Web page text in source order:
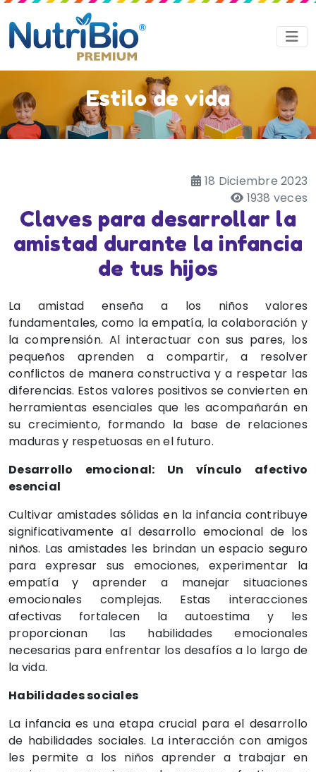
Estilo de vida
18 Diciembre 2023
1938 veces
Claves para desarrollar la
amistad durante la infancia
de tus hijos
La amistad enseña a los niños valores
fundamentales, como la empatía, la colaboración y
la comprensión. Al interactuar con sus pares, los
pequeños aprenden a compartir, a resolver
conflictos de manera constructiva y a respetar las
diferencias. Estos valores positivos se convierten en
herramientas esenciales que les acompañarán en
su crecimiento, formando la base de relaciones
maduras y respetuosas en el futuro.
Desarrollo emocional: Un vínculo afectivo
esencial
Cultivar amistades sólidas en la infancia contribuye
significativamente al desarrollo emocional de los
niños. Las amistades les brindan un espacio seguro
para expresar sus emociones, experimentar la
empatía y aprender a manejar situaciones
emocionales complejas. Estas interacciones
afectivas fortalecen la autoestima y les
proporcionan las habilidades emocionales
necesarias para enfrentar los desafíos a lo largo de
la vida.
Habilidades sociales
La infancia es una etapa crucial para el desarrollo
de habilidades sociales. La interacción con amigos
les permite a los niños aprender a trabajar en